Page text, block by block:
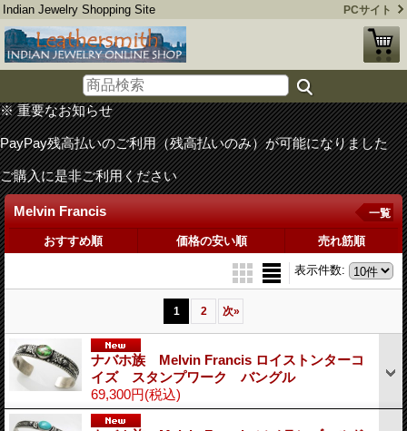
Indian Jewelry Shopping Site PCサイト
※ 重要なお知らせ
PayPay残高払いのご利用（残高払いのみ）が可能になりました
ご購入に是非ご利用ください
Melvin Francis 一覧
おすすめ順 価格の安い順 売れ筋順
表示件数:
1 2 次»
ナバホ族 Melvin Francis ロイストンターコ
イズ スタンプワーク バングル
69,300円(税込)